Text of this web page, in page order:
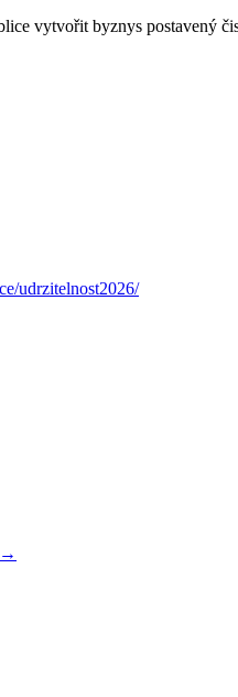
vytvořit byznys postavený
udrzitelnost2026/
→